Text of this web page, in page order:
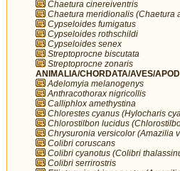
Chaetura cinereiventris
Chaetura meridionalis (Chaetura
Cypseloides fumigatus
Cypseloides rothschildi
Cypseloides senex
Streptoprocne biscutata
Streptoprocne zonaris
ANIMALIA/CHORDATA/AVES/
Adelomyia melanogenys
Anthracothorax nigricollis
Calliphlox amethystina
Chlorestes cyanus (Hylocharis
Chlorostilbon lucidus
Chrysuronia versicolor (Amazilia
Colibri coruscans
Colibri cyanotus (Colibri
Colibri serrirostris